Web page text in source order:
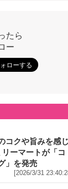
たら
ー
コクや旨みを感じ
ーマートが「コ
」を発売
[2026/3/31